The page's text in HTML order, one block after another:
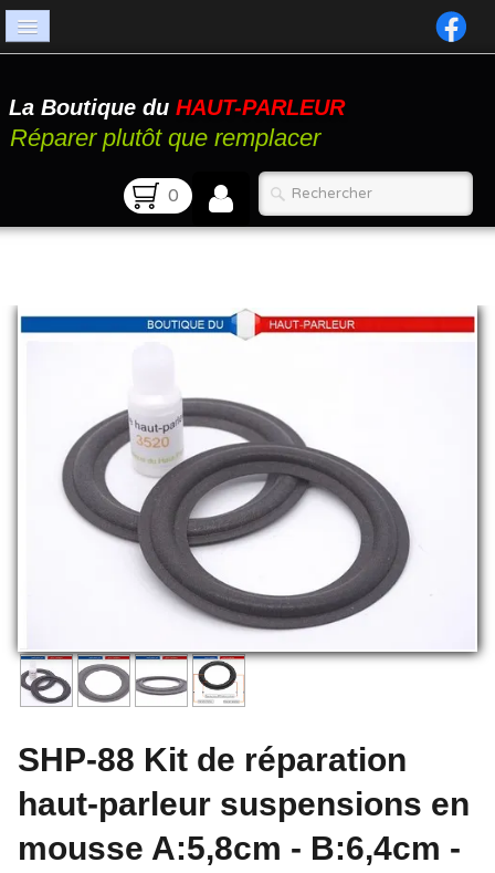
Catalogue
Atelier
La Boutique du HAUT-PARLEUR
Réparer plutôt que remplacer
0
SHP-88 Kit de réparation
haut-parleur suspensions en
mousse A:5,8cm - B:6,4cm -